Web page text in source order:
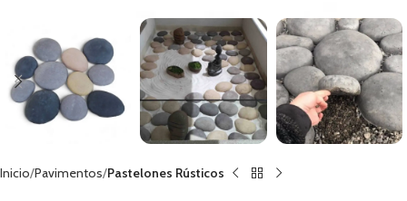
Inicio Pavimentos Pastelones Rústicos